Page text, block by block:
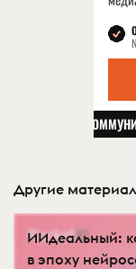
Другие
ИИдеальный:
в эпоху